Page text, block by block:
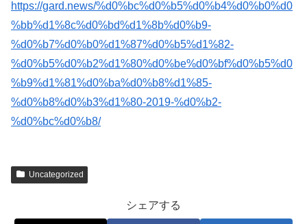
https://gard.news/%d0%bc%d0%b5%d0%b4%d0%b0%d0
%bb%d1%8c%d0%bd%d1%8b%d0%b9-
%d0%b7%d0%b0%d1%87%d0%b5%d1%82-
%d0%b5%d0%b2%d1%80%d0%be%d0%bf%d0%b5%d0
%b9%d1%81%d0%ba%d0%b8%d1%85-
%d0%b8%d0%b3%d1%80-2019-%d0%b2-
%d0%bc%d0%b8/
Uncategorized
シェアする